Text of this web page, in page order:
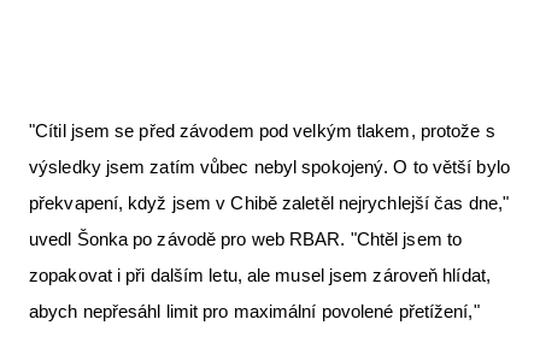
"Cítil jsem se před závodem pod velkým tlakem, protože s
výsledky jsem zatím vůbec nebyl spokojený. O to větší bylo
překvapení, když jsem v Chibě zaletěl nejrychlejší čas dne,"
uvedl Šonka po závodě pro web RBAR. "Chtěl jsem to
zopakovat i při dalším letu, ale musel jsem zároveň hlídat,
abych nepřesáhl limit pro maximální povolené přetížení,"